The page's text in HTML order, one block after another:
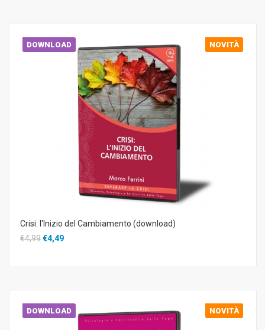
DOWNLOAD NOVITÀ
Crisi: l'Inizio del Cambiamento (download)
€4,99€4,49
DOWNLOAD NOVITÀ